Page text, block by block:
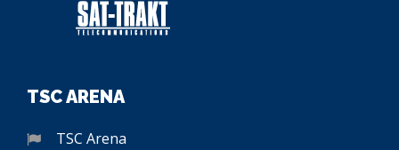
TSC ARENA
TSC Arena